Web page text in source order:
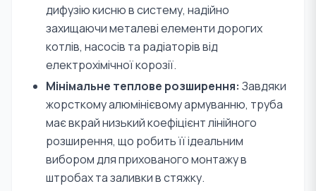
дифузію кисню в систему, надійно
захищаючи металеві елементи дорогих
котлів, насосів та радіаторів від
електрохімічної корозії.
Мінімальне теплове розширення: Завдяки
жорсткому алюмінієвому армуванню, труба
має вкрай низький коефіцієнт лінійного
розширення, що робить її ідеальним
вибором для прихованого монтажу в
штробах та заливки в стяжку.